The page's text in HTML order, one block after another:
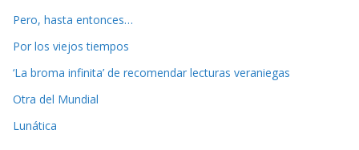
Pero, hasta entonces…
Por los viejos tiempos
‘La broma infinita’ de recomendar lecturas veraniegas
Otra del Mundial
Lunática